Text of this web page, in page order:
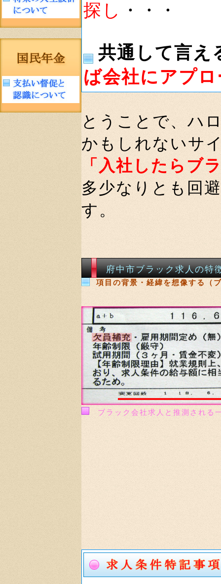
探し ・・・
共通して言
ば会社にアプ
とうことで、ハ
かもしれないサ
「入社したらブ
多少なりとも回
す。
府中市ブラック求人の
項目の背景・経緯を想像する（
ブラック会社求人と推測される